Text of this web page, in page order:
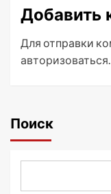
Добавить
Для отправки
авторизоваться.
Поиск